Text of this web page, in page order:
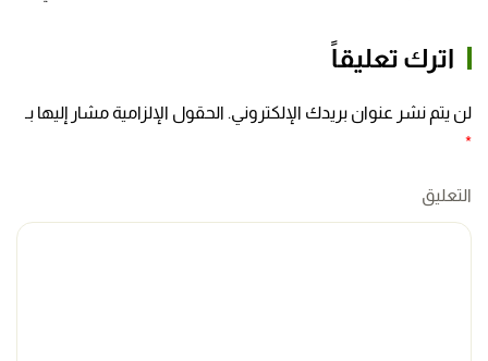
اترك تعليقاً
لن يتم نشر عنوان بريدك الإلكتروني. الحقول الإلزامية مشار إليها بـ
*
التعليق